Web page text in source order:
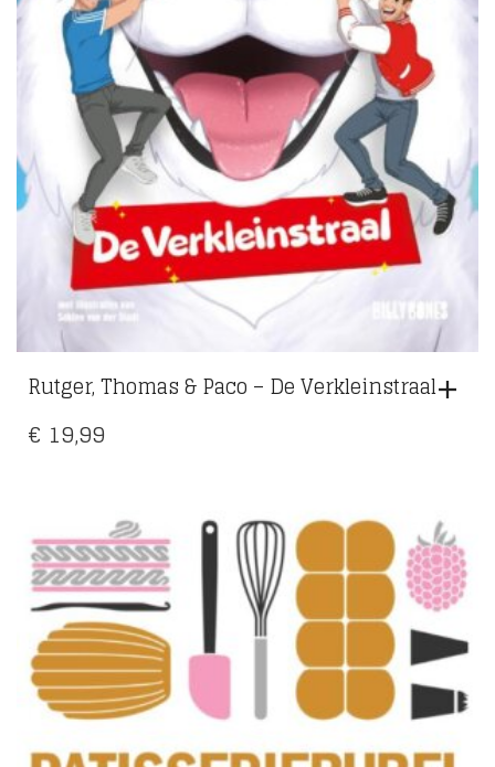
Rutger, Thomas & Paco – De Verkleinstraal
€ 19,99